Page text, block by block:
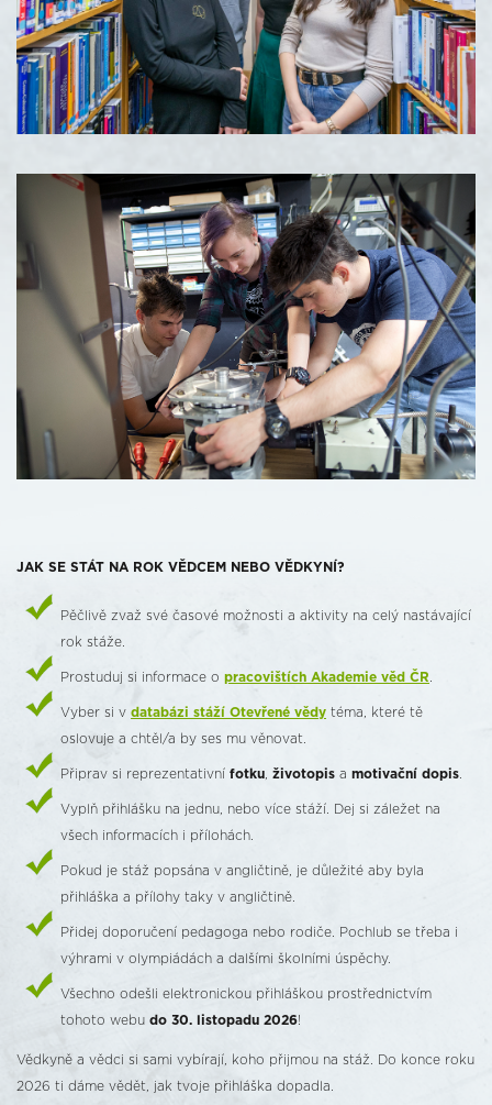
JAK SE STÁT NA ROK VĚDCEM NEBO VĚDKYNÍ?
Pěčlivě zvaž své časové možnosti a aktivity na celý nastávající
rok stáže.
Prostuduj si informace o pracovištích Akademie věd ČR
Vyber si v databázi stáží Otevřené vědy téma, které tě
oslovuje a chtěl/a by ses mu věnovat.
Připrav si reprezentativní fotku životopis a motivační dopis
Vyplň přihlášku na jednu, nebo více stáží. Dej si záležet na
všech informacích i přílohách.
Pokud je stáž popsána v angličtině, je důležité aby byla
přihláška a přílohy taky v angličtině.
Přidej doporučení pedagoga nebo rodiče. Pochlub se třeba i
výhrami v olympiádách a dalšími školními úspěchy.
Všechno odešli elektronickou přihláškou prostřednictvím
tohoto webu do 30. listopadu 2026!
Vědkyně a vědci si sami vybírají, koho přijmou na stáž. Do konce roku
2026 ti dáme vědět, jak tvoje přihláška dopadla.